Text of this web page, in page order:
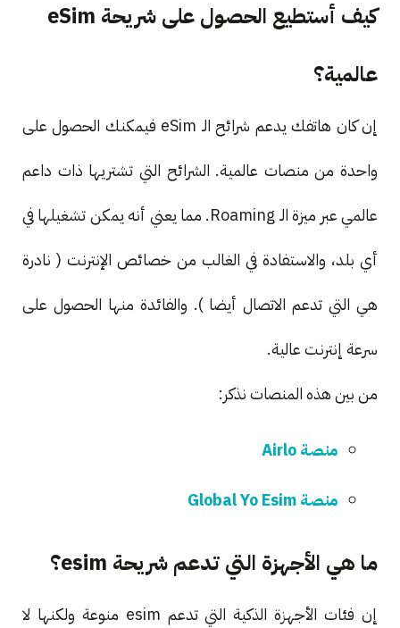
كيف أستطيع الحصول على شريحة eSim
عالمية؟
إن كان هاتفك يدعم شرائح الـ eSim فيمكنك الحصول على
واحدة من منصات عالمية. الشرائح التي تشتريها ذات داعم
عالمي عبر ميزة الـ Roaming. مما يعني أنه يمكن تشغيلها في
أي بلد، والاستفادة في الغالب من خصائص الإنترنت ( نادرة
هي التي تدعم الاتصال أيضا ). والفائدة منها الحصول على
سرعة إنترنت عالية.
من بين هذه المنصات نذكر:
منصة Airlo
منصة Global Yo Esim
ما هي الأجهزة التي تدعم شريحة esim؟
إن فئات الأجهزة الذكية التي تدعم esim منوعة ولكنها لا